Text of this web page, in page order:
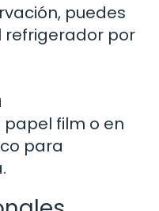
puedes
por
film o en
para